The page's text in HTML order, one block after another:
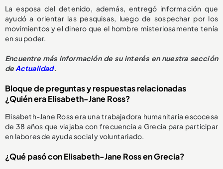
La esposa del detenido, además, entregó información que
ayudó a orientar las pesquisas, luego de sospechar por los
movimientos y el dinero que el hombre misteriosamente tenía
en su poder.
Encuentre más información de su interés en nuestra sección
deActualidad.
Bloque de preguntas y respuestas relacionadas
¿Quién era Elisabeth-Jane Ross?
Elisabeth-Jane Ross era una trabajadora humanitaria escocesa
de 38 años que viajaba con frecuencia a Grecia para participar
en labores de ayuda social y voluntariado.
¿Qué pasó con Elisabeth-Jane Ross en Grecia?